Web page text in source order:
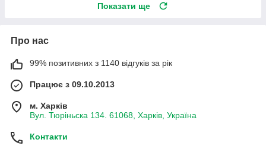
Показати ще
Про нас
99% позитивних з 1140 відгуків за рік
Працює з 09.10.2013
м. Харків
Вул. Тюріньска 134. 61068, Харків, Україна
Контакти